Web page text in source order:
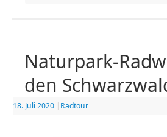
Naturpark-
den
18. Juli 2020 | Radtour